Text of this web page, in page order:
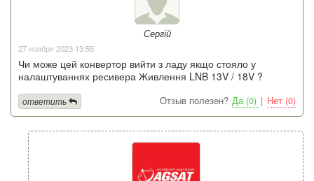
Сергій
27 ноября 2023 13:55
Чи може цей конвертор вийти з ладу якщо стояло у
налаштуваннях ресивера Живлення LNB 13V / 18V ?
Отзыв полезен? Да (0) | Нет (0)
ответить